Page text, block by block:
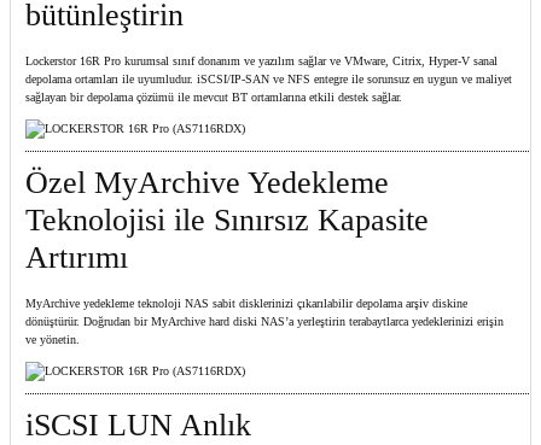
bütünleştirin
Lockerstor 16R Pro kurumsal sınıf donanım ve yazılım sağlar ve VMware, Citrix, Hyper-V sanal
depolama ortamları ile uyumludur. iSCSI/IP-SAN ve NFS entegre ile sorunsuz en uygun ve maliyet
sağlayan bir depolama çözümü ile mevcut BT ortamlarına etkili destek sağlar.
Özel MyArchive Yedekleme
Teknolojisi ile Sınırsız Kapasite
Artırımı
MyArchive yedekleme teknoloji NAS sabit disklerinizi çıkarılabilir depolama arşiv diskine
dönüştürür. Doğrudan bir MyArchive hard diski NAS’a yerleştirin terabaytlarca yedeklerinizi erişin
ve yönetin.
iSCSI LUN Anlık